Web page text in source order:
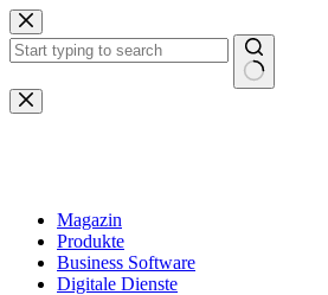
Zum
Inhalt
springen
Keine
Ergebnisse
Magazin
Produkte
Business Software
Digitale Dienste